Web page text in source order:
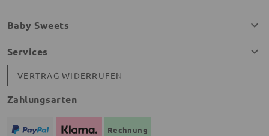
Baby Sweets
Services
VERTRAG WIDERRUFEN
Zahlungsarten
Rechnung